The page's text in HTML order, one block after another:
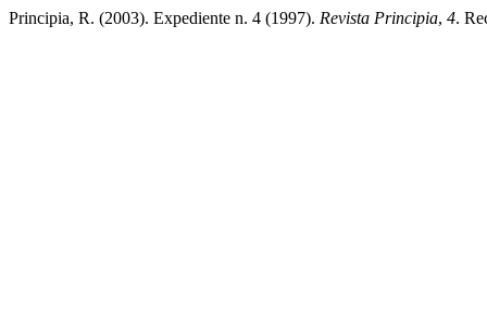
Principia, R. (2003). Expediente n. 4 (1997). Revista Principia, 4.